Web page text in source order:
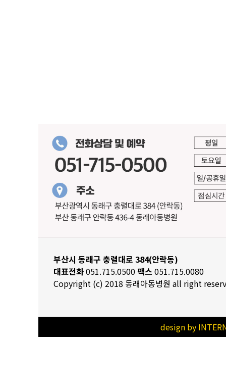
부산시 동래구 충렬대로 384(안락동)
대표전화051.715.0500 팩스 051.715.0080
Copyright (c) 2018 동래아동병원 all right
design by